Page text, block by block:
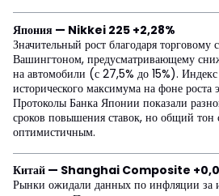
Япония — Nikkei 225 +2,28%
Значительный рост благодаря торговому
Вашингтоном, предусматривающему
на автомобили (с 27,5% до 15%).
исторического максимума на фоне роста
Протоколы Банка Японии показали
сроков повышения ставок, но общий тон
оптимистичным.
Китай — Shanghai Composite
Рынки ожидали данных по инфляции за